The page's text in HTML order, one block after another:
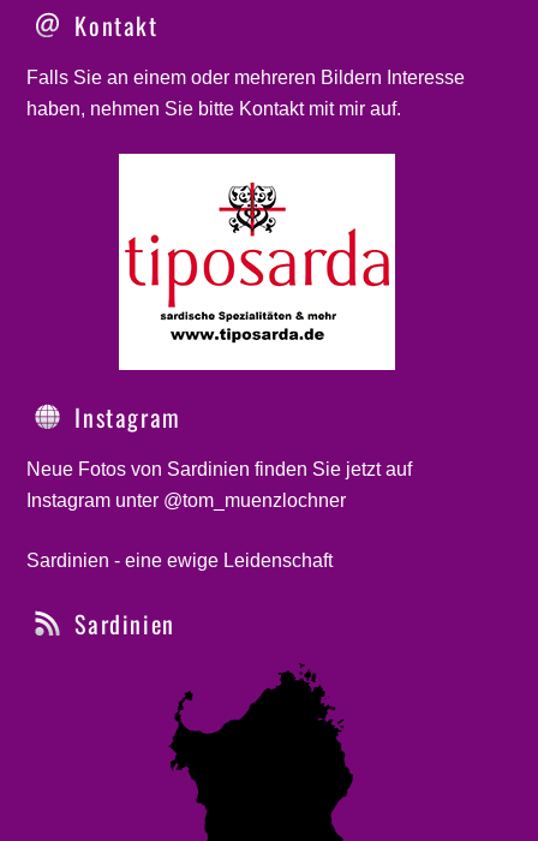
Kontakt
Falls Sie an einem oder mehreren Bildern Interesse
haben, nehmen Sie bitte Kontaktmit mir auf.
Instagram
Neue Fotos von Sardinien finden Sie jetzt auf
Instagram unter @tom_muenzlochner
Sardinien - eine ewige Leidenschaft
Sardinien